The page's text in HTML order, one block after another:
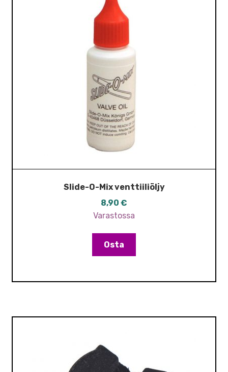
Slide-O-Mix venttiiliöljy
8,90 €
Varastossa
Osta